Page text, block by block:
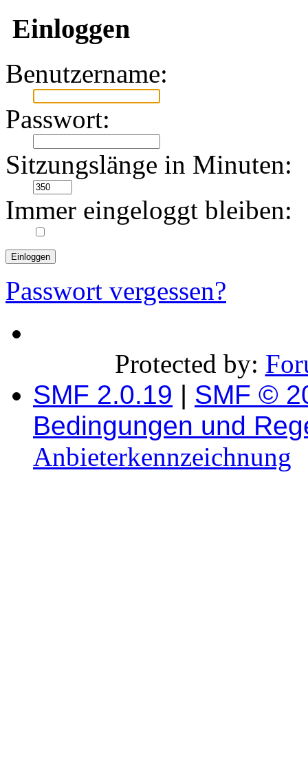
Einloggen
Benutzername:
Passwort:
Sitzungslänge in Minuten:
Immer eingeloggt bleiben:
Passwort vergessen?
Protected by:
SMF 2.0.19 | SMF ©
Bedingungen und
Anbieterkennzeichnung